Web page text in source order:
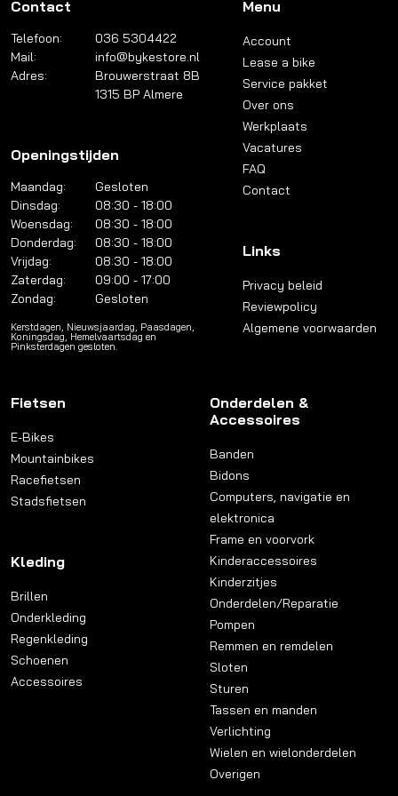
Contact
Telefoon:
036 5304422
Mail:
info@bykestore.nl
Adres:
Brouwerstraat 8B
1315 BP Almere
Openingstijden
Maandag:
Gesloten
Dinsdag:
08:30 - 18:00
Woensdag:
08:30 - 18:00
Donderdag:
08:30 - 18:00
Vrijdag:
08:30 - 18:00
Zaterdag:
09:00 - 17:00
Zondag:
Gesloten
Kerstdagen, Nieuwsjaardag, Paasdagen,
Koningsdag, Hemelvaartsdag en
Pinksterdagen gesloten.
Menu
Account
Lease a bike
Service pakket
Over ons
Werkplaats
Vacatures
FAQ
Contact
Links
Privacy beleid
Reviewpolicy
Algemene voorwaarden
Fietsen
E-Bikes
Mountainbikes
Racefietsen
Stadsfietsen
Kleding
Brillen
Onderkleding
Regenkleding
Schoenen
Accessoires
Onderdelen &
Accessoires
Banden
Bidons
Computers, navigatie en
elektronica
Frame en voorvork
Kinderaccessoires
Kinderzitjes
Onderdelen/Reparatie
Pompen
Remmen en remdelen
Sloten
Sturen
Tassen en manden
Verlichting
Wielen en wielonderdelen
Overigen